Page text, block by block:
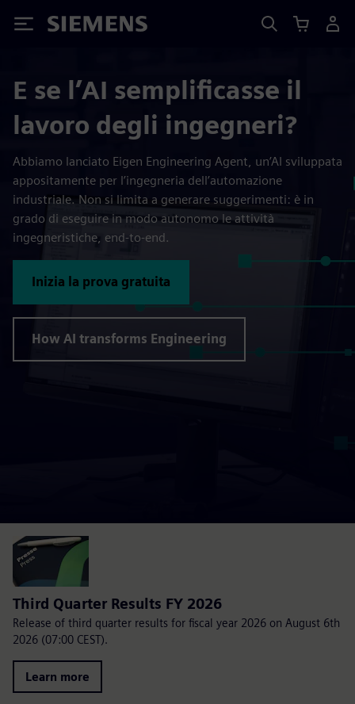
Siemens
E se l’AI semplificasse il
lavoro degli ingegneri?
Abbiamo lanciato Eigen Engineering Agent, un’AI sviluppata
appositamente per l’ingegneria dell’automazione
industriale. Non si limita a generare suggerimenti: è in
grado di eseguire in modo autonomo le attività
ingegneristiche, end-to-end.
Inizia la prova gratuita
How AI transforms Engineering
Third Quarter Results FY 2026
Release of third quarter results for fiscal year 2026 on August 6th
2026 (07:00 CEST).
Learn more